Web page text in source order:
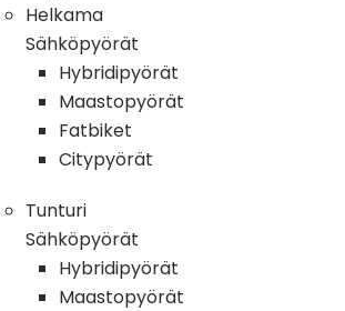
Helkama
Sähköpyörät
Hybridipyörät
Maastopyörät
Fatbiket
Citypyörät
Tunturi
Sähköpyörät
Hybridipyörät
Maastopyörät